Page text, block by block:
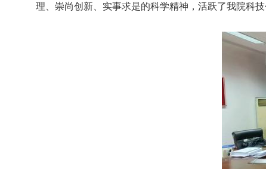
理、崇尚创新、实事求是的科学精神，活跃了我院科